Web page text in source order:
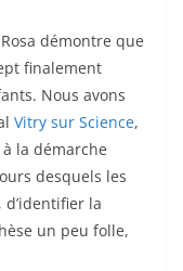
démontre que
finalement
Nous avons
Vitry sur Science,
la démarche
desquels les
la
un peu folle,